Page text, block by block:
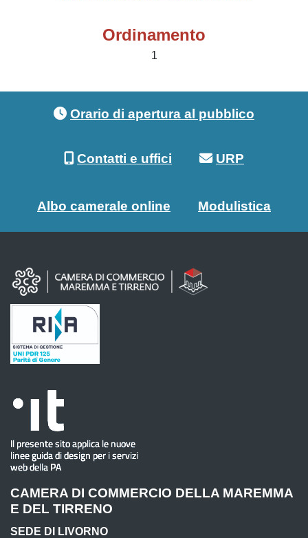
Ordinamento
1
Orario di apertura al pubblico
Contatti e uffici URP
Albo camerale online Modulistica
CAMERA DI COMMERCIO DELLA MAREMMA
E DEL TIRRENO
SEDE DI LIVORNO